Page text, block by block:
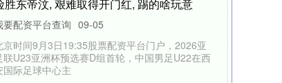
资门户网网址 09-11 个
荷
为